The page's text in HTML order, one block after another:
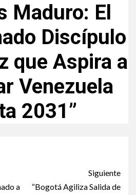
Maduro: El
Discípulo
que Aspira a
Venezuela
2031”
a
Siguiente
“Bogotá Agiliza Salida de